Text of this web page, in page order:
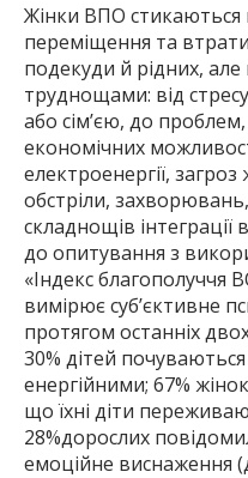
Жінки ВПО стикаються
переміщення та
подекуди й рідних, але
труднощами: від
або сім’єю, до
економічних
електроенергії,
обстріли,
складнощів інтеграції
до опитування з
«Індекс благополуччя
вимірює суб’єктивне
протягом останніх
30% дітей
енергійними; 67%
що їхні діти
28%дорослих
емоційне виснаження